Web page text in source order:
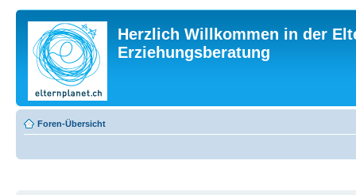
Herzlich Willkommen in der
Erziehungsberatung
Foren-Übersicht